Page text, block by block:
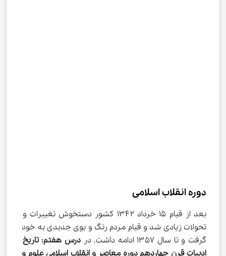
دوره انقلاب اسلامی
بعد از قیام ۱۵ خرداد ۱۳۴۲ کشور دستخوش تغییرات و
تحولات زیادی شد و قیام مردم رنگ و بوی جدیدی به خود
گرفت و تا سال ۱۳۵۷ ادامه داشت. در
درس هفتم: تاریخ
ادبیات قرن چهاردهم دوره معاصر و انقلاب اسلامی علوم و